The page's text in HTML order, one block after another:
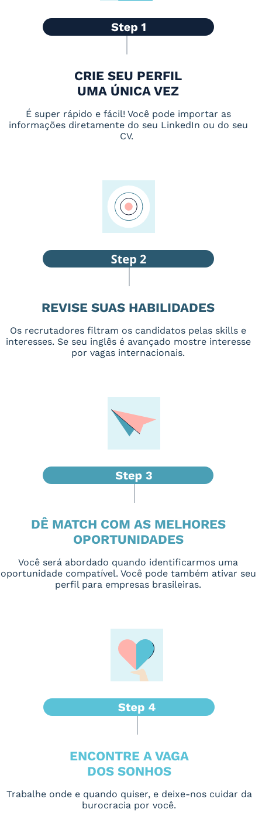
CRIE SEU PERFIL
UMA ÚNICA VEZ
É super rápido e fácil! Você pode importar as
informações diretamente do seu LinkedIn ou do seu
CV.
REVISE SUAS HABILIDADES
Os recrutadores filtram os candidatos pelas skills e
interesses. Se seu inglês é avançado mostre interesse
por vagas internacionais.
DÊ MATCH COM AS MELHORES
OPORTUNIDADES
Você será abordado quando identificarmos uma
oportunidade compatível. Você pode também ativar seu
perfil para empresas brasileiras.
ENCONTRE A VAGA
DOS SONHOS
Trabalhe onde e quando quiser, e deixe-nos cuidar da
burocracia por você.